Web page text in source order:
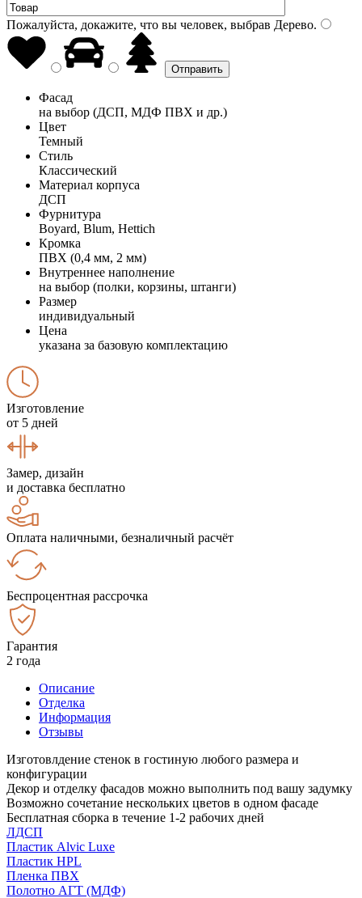
Пожалуйста, докажите, что вы человек, выбрав Дерево.
Фасад
на выбор (ДСП, МДФ ПВХ и др.)
Цвет
Темный
Стиль
Классический
Материал корпуса
ДСП
Фурнитура
Boyard, Blum, Hettich
Кромка
ПВХ (0,4 мм, 2 мм)
Внутреннее наполнение
на выбор (полки, корзины, штанги)
Размер
индивидуальный
Цена
указана за базовую комплектацию
Изготовление
от 5 дней
Замер, дизайн
и доставка бесплатно
Оплата наличными, безналичный расчёт
Беспроцентная рассрочка
Гарантия
2 года
Описание
Отделка
Информация
Отзывы
Изготовлдение стенок в гостиную любого размера и
конфигурации
Декор и отделку фасадов можно выполнить под вашу задумку
Возможно сочетание нескольких цветов в одном фасаде
Бесплатная сборка в течение 1-2 рабочих дней
ЛДСП
Пластик Alvic Luxe
Пластик HPL
Пленка ПВХ
Полотно АГТ (МДФ)